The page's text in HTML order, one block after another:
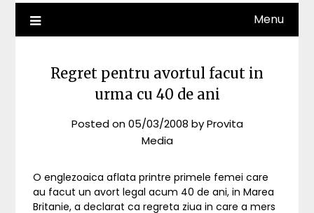
Menu
Regret pentru avortul facut in
urma cu 40 de ani
Posted on05/03/2008 byProvita
Media
O englezoaica aflata printre primele femei care
au facut un avort legal acum 40 de ani, in Marea
Britanie, a declarat ca regreta ziua in care a mers